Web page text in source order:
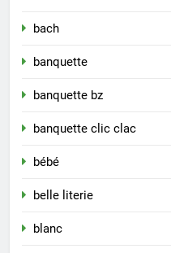
bach
banquette
banquette bz
banquette clic clac
bébé
belle literie
blanc